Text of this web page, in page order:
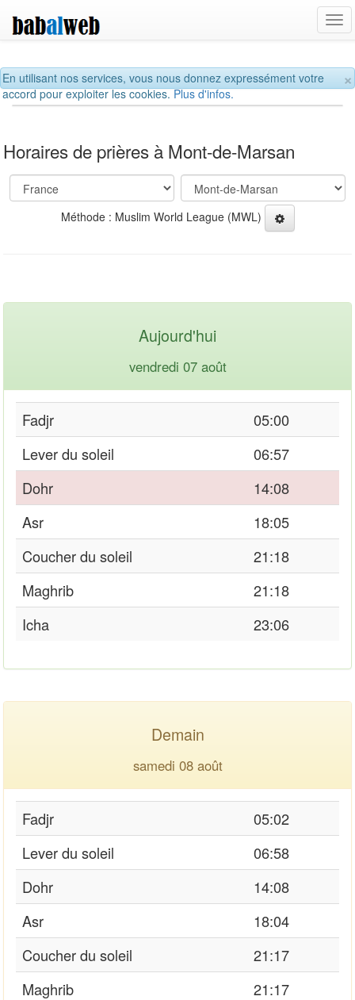
×
En utilisant nos services, vous nous donnez expressément votre
accord pour exploiter les cookies.Plus d'infos.
Horaires de prières à Mont-de-Marsan
Méthode : Muslim World League (MWL)
Aujourd'hui
vendredi 07 août
Fadjr
05:00
Lever du soleil
06:57
Dohr
14:08
Asr
18:05
Coucher du soleil
21:18
Maghrib
21:18
Icha
23:06
Demain
samedi 08 août
Fadjr
05:02
Lever du soleil
06:58
Dohr
14:08
Asr
18:04
Coucher du soleil
21:17
Maghrib
21:17